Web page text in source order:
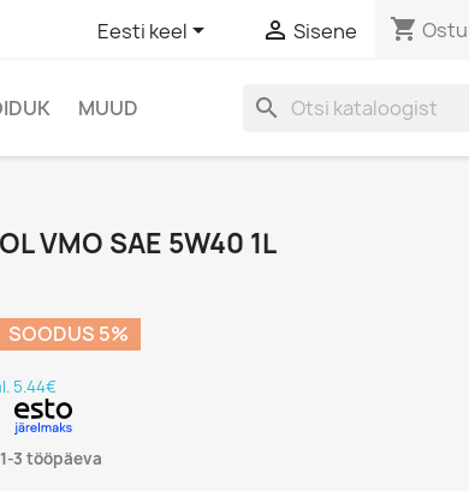
Eesti keel  Sisene shopping_cart
MUUD search
VMO SAE 5W40 1L
SOODUS 5%
5.44€
3 tööpäeva